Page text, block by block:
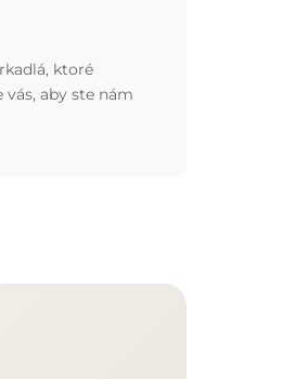
ktoré
aby ste nám